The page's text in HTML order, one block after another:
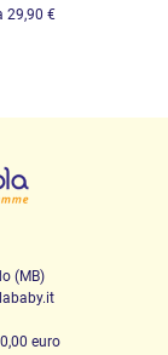
29,90 €
(MB)
euro